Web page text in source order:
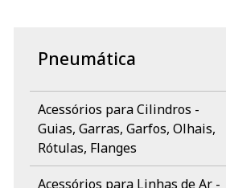
Pneumática
Acessórios para Cilindros -
Guias, Garras, Garfos, Olhais,
Rótulas, Flanges
Acessórios para Linhas de Ar -